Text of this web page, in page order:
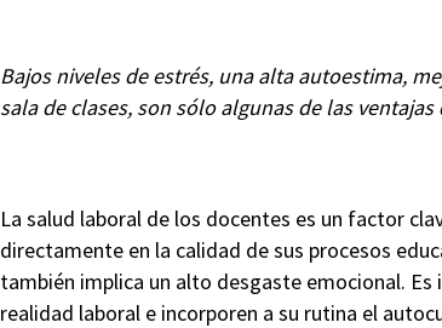
Bajos niveles de estrés, una alta autoestima,
sala de clases, son sólo algunas de las
La salud laboral de los docentes es un factor
directamente en la calidad de sus procesos
también implica un alto desgaste emocional.
realidad laboral e incorporen a su rutina el